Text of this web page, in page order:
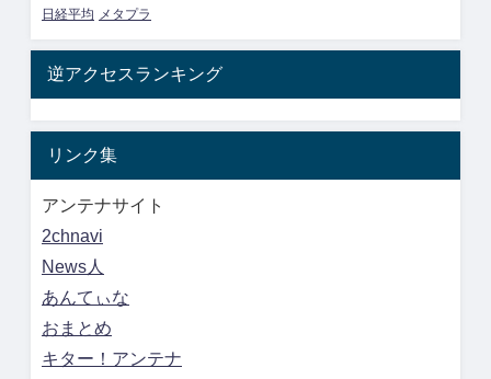
日経平均 メタプラ
逆アクセスランキング
リンク集
アンテナサイト
2chnavi
News人
あんてぃな
おまとめ
キター！アンテナ